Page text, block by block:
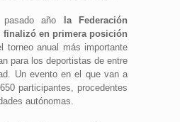
año
la Federación
finalizó en primera posición
torneo anual más importante
para los deportistas de entre
Un evento en el que van a
participantes, procedentes
autónomas.